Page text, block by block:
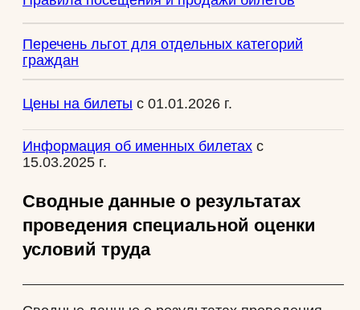
Положение
Положение о комиссиипо противодействию
коррупции
Положениео конфликте интересов
коррупционных правонарушений
Отчето выполнении плана мероприятий по
противодействию коррупции за 2024 г.
План мероприятий по противодействию
Официальный сайт Покровка.Театр @ 1991 —